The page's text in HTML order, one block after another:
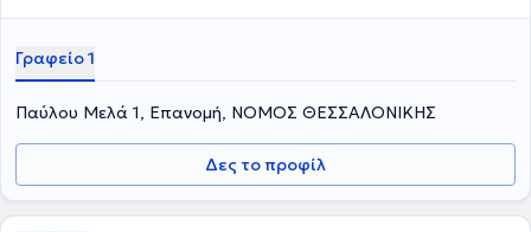
Γραφείο 1
Παύλου Μελά 1, Επανομή, ΝΟΜΟΣ ΘΕΣΣΑΛΟΝΙΚΗΣ
Δες το προφίλ